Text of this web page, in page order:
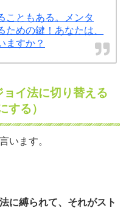
こともある。メンタ
めの鍵！あなたは、
ますか？
イ法に切り替える
する）
います。
に縛られて、それがスト